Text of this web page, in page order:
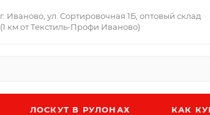
г. Иваново, ул. Сортировочная 1Б, оптовый склад
(1 км от Текстиль-Профи Иваново)
ЛОСКУТ В РУЛОНАХ КАК